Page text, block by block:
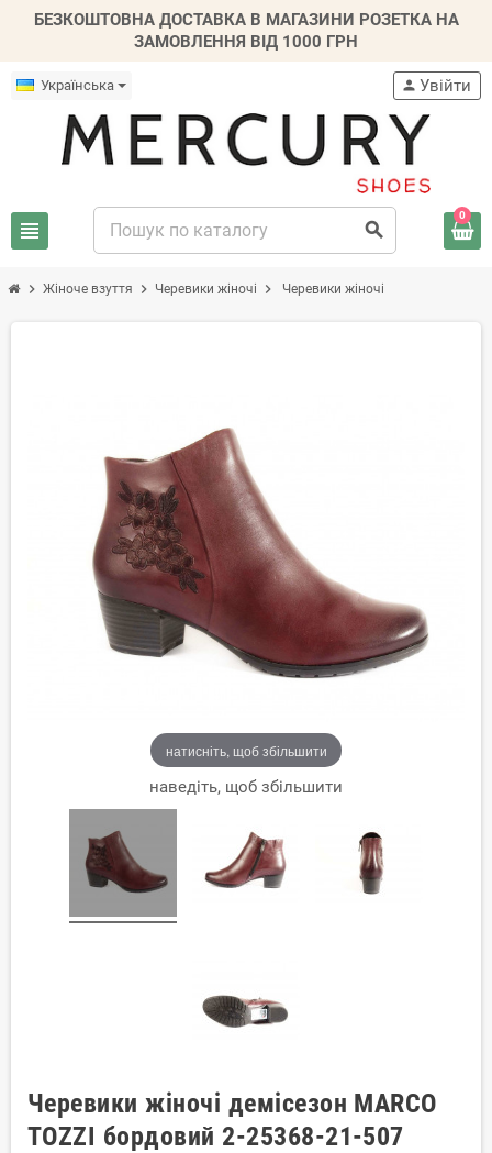
БЕЗКОШТОВНА ДОСТАВКА В МАГАЗИНИ РОЗЕТКА НА
ЗАМОВЛЕННЯ ВІД 1000 ГРН
Українська
view_headline search
person Увійти
0
chevron_right Жіноче взуття chevron_right Черевики жіночі chevron_right Черевики жіночі
натисніть, щоб збільшити
наведіть, щоб збільшити
Черевики жіночі демісезон MARCO
TOZZI бордовий 2-25368-21-507